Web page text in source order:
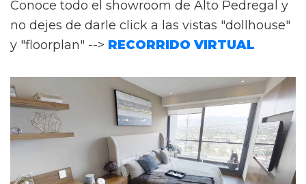
Conoce todo el showroom de Alto Pedregal y
no dejes de darle click a las vistas "dollhouse"
y "floorplan" --> RECORRIDO VIRTUAL